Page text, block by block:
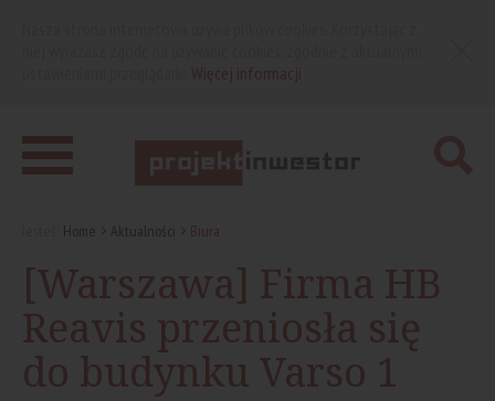
Home Aktualności Biura
[Warszawa] Firma HB
Reavis przeniosła się
do budynku Varso 1